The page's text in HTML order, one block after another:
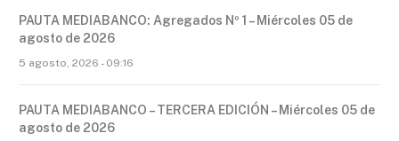
PAUTA MEDIABANCO: Agregados Nº 1 – Miércoles 05 de
agosto de 2026
5 agosto, 2026 - 09:16
PAUTA MEDIABANCO – TERCERA EDICIÓN – Miércoles 05 de
agosto de 2026